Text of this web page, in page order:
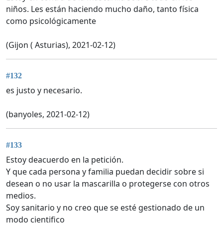
niños. Les están haciendo mucho daño, tanto física
como psicológicamente
(Gijon ( Asturias), 2021-02-12)
#132
es justo y necesario.
(banyoles, 2021-02-12)
#133
Estoy deacuerdo en la petición.
Y que cada persona y familia puedan decidir sobre si
desean o no usar la mascarilla o protegerse con otros
medios.
Soy sanitario y no creo que se esté gestionado de un
modo cientifico